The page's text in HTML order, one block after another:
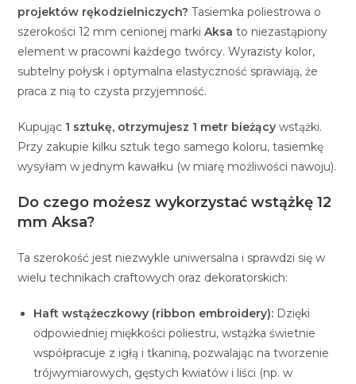
projektów rękodzielniczych? Tasiemka poliestrowa o
szerokości 12 mm cenionej markiAksa to niezastąpiony
element w pracowni każdego twórcy. Wyrazisty kolor,
subtelny połysk i optymalna elastyczność sprawiają, że
praca z nią to czysta przyjemność.
Kupując 1 sztukę, otrzymujesz 1 metr bieżący wstążki.
Przy zakupie kilku sztuk tego samego koloru, tasiemkę
wysyłam w jednym kawałku (w miarę możliwości nawoju).
Do czego możesz wykorzystać wstążkę 12
mm Aksa?
Ta szerokość jest niezwykle uniwersalna i sprawdzi się w
wielu technikach craftowych oraz dekoratorskich:
Haft wstążeczkowy (ribbon embroidery): Dzięki
odpowiedniej miękkości poliestru, wstążka świetnie
współpracuje z igłą i tkaniną, pozwalając na tworzenie
trójwymiarowych, gęstych kwiatów i liści (np. w